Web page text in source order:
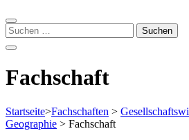
Suchen
nach:
Fachschaft
Startseite>Fachschaften >
Geographie > Fachschaft